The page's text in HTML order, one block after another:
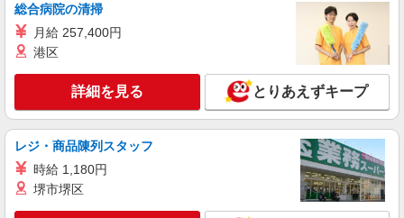
株式会社kotrio /●MT-H-2067352
甲斐市/未経験OK★誰かの支えになれる人に！
時給1500円〜2125円 ＜日払い有/週払い有/交
通費全支給(ガソリン代含む)＞
甲斐市内 ≪車通勤OK≫
キープ 詳細を見る
派遣社員
総合病院の清掃
月給 257,400円
港区
詳細を見る とりあえずキープ
レジ・商品陳列スタッフ
時給 1,180円
堺市堺区